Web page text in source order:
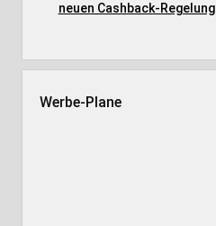
neuen Cashback-Regelung
Werbe-Plane